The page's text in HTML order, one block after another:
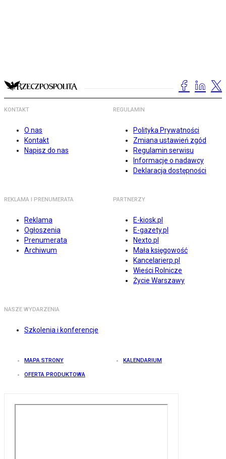
KONTAKT
O nas
Kontakt
Napisz do nas
REGULAMIN
Polityka Prywatności
Zmiana ustawień zgód
Regulamin serwisu
Informacje o nadawcy
Deklaracja dostępności
REKLAMA I PRENUMERATA
Reklama
Ogłoszenia
Prenumerata
Archiwum
PARTNERZY
E-kiosk.pl
E-gazety.pl
Nexto.pl
Mała księgowość
Kancelarierp.pl
Wieści Rolnicze
Życie Warszawy
NASZE WYDARZENIA
Szkolenia i konferencje
MAPA STRONY KALENDARIUM
OFERTA PRODUKTOWA